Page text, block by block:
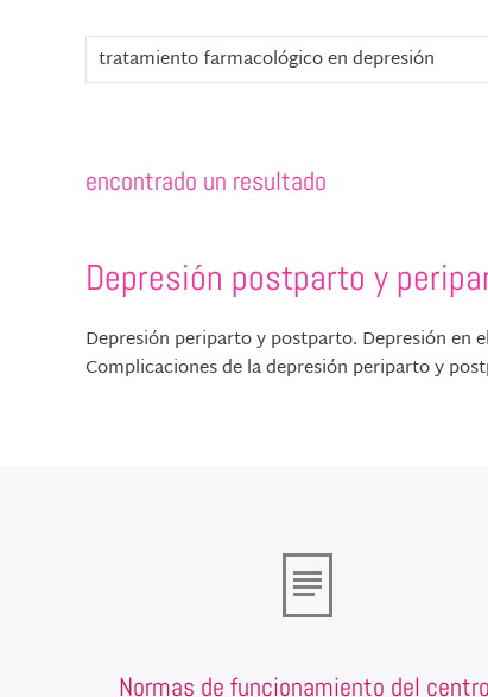
encontrado un resultado
Depresión postparto y
Depresión periparto y postparto. Depresión en
Complicaciones de la depresión periparto y
Normas de funcionamiento del centro